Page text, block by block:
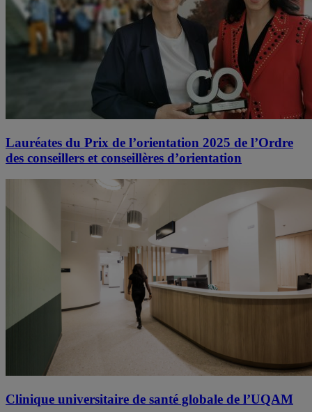
Lauréates du Prix de l’orientation 2025 de l’Ordre
des conseillers et conseillères d’orientation
Clinique universitaire de santé globale de l’UQAM